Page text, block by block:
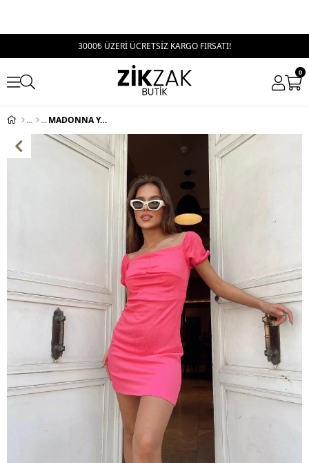
3000₺ ÜZERİ ÜCRETSİZ KARGO FIRSATI!
0
MADONNA YAKA ÖN BÜZGÜLÜ ELBİSE PEMBE RENK